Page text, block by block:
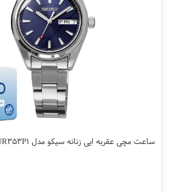
ساعت مچی عقربه ایی زنانه سیکو مدل SUR353P1